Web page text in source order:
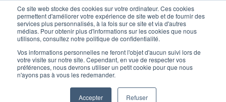
Ce site web stocke des cookies sur votre ordinateur. Ces cookies
permettent d'améliorer votre expérience de site web et de fournir des
services plus personnalisés, à la fois sur ce site et via d'autres
médias. Pour obtenir plus d'informations sur les cookies que nous
utilisons, consultez notre politique de confidentialité.
Vos informations personnelles ne feront l'objet d'aucun suivi lors de
votre visite sur notre site. Cependant, en vue de respecter vos
préférences, nous devrons utiliser un petit cookie pour que nous
n'ayons pas à vous les redemander.
Accepter Refuser
Passer
contenu
Nos offres
Formation
Livres blancs
Home Livres blancs »